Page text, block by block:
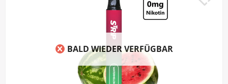
BALD WIEDER VERFÜGBAR